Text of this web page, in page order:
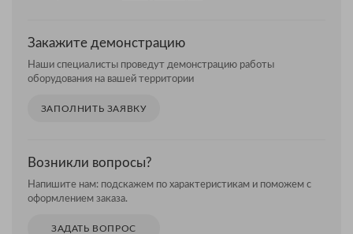
Закажите демонстрацию
Наши специалисты проведут демонстрацию работы
оборудования на вашей территории
ЗАПОЛНИТЬ ЗАЯВКУ
Возникли вопросы?
Напишите нам: подскажем по характеристикам и поможем с
оформлением заказа.
ЗАДАТЬ ВОПРОС